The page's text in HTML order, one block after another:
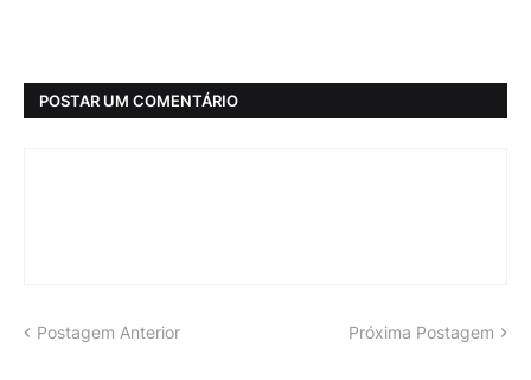
POSTAR UM COMENTÁRIO
Postagem Anterior Próxima Postagem